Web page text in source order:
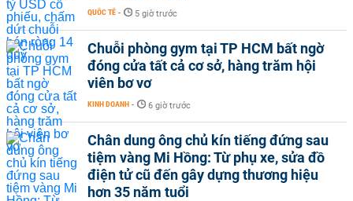
QUỐC TẾ - 5 giờ trước
Chuỗi phòng gym tại TP HCM bất ngờ
đóng cửa tất cả cơ sở, hàng trăm hội
viên bơ vơ
KINH DOANH - 6 giờ trước
Chân dung ông chủ kín tiếng đứng sau
tiệm vàng Mi Hồng: Từ phụ xe, sửa đồ
điện tử cũ đến gây dựng thương hiệu
hơn 35 năm tuổi